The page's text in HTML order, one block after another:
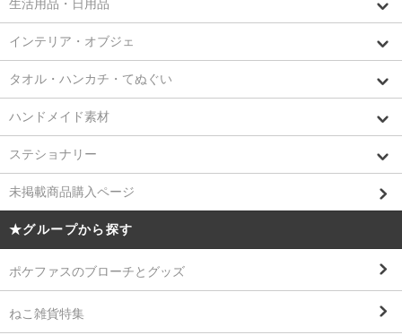
生活用品・日用品
インテリア・オブジェ
タオル・ハンカチ・てぬぐい
ハンドメイド素材
ステショナリー
未掲載商品購入ページ
★グループから探す
ポケファスのブローチとグッズ
ねこ雑貨特集